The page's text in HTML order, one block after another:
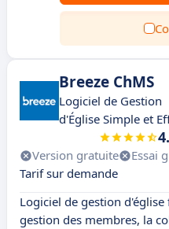
Breeze ChMS
Logiciel de Gestion
d'Église Simple et
Version gratuite Essai
Tarif sur demande
Logiciel de gestion
gestion des membres, la